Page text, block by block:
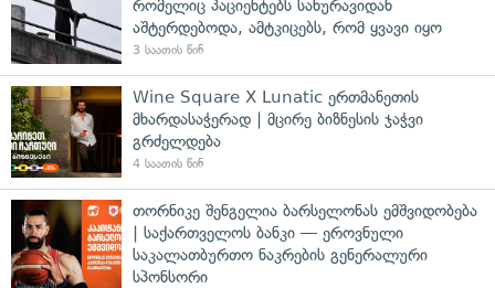
რომელიც პაციენტებს სახურავიდან
აშტერდებოდა, ამტკიცებს, რომ ყვავი იყო
3 საათის წინ
Wine Square X Lunatic ერთმანეთის
მხარდასაჭერად | მცირე ბიზნესის ჯაჭვი
გრძელდება
4 საათის წინ
თორნიკე შენგელია ბარსელონას ემშვიდობება
| საქართველოს ბანკი — ეროვნული
საკალათბურთო ნაკრების გენერალური
სპონსორი